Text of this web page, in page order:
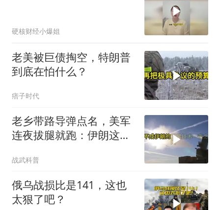
硬核财经小爆姐
老美被巨债掏空，特朗普
到底在怕什么？
痞子时代
老乡带路导弹点名，美军
连夜拔腿就跑：伊朗这波
光
战武科普
俄乌战损比是141，这也
太狠了吧？